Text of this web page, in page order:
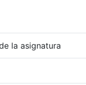
la asignatura